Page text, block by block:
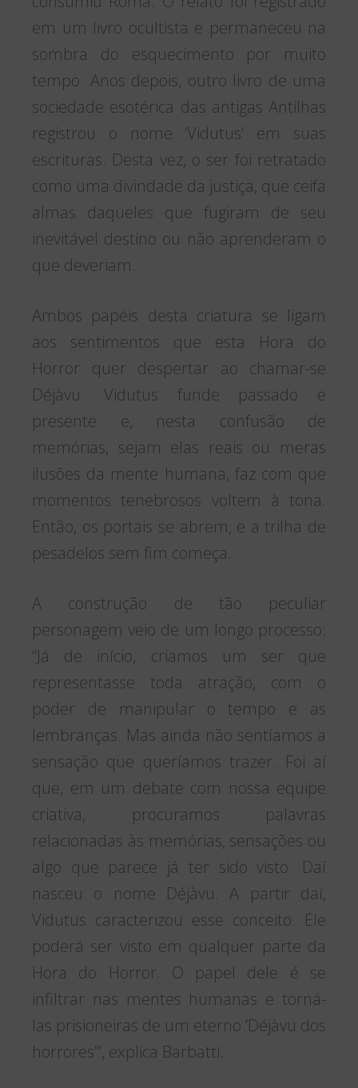
em um livro ocultista e permaneceu na
sombra do esquecimento por muito
tempo. Anos depois, outro livro de uma
sociedade esotérica das antigas Antilhas
registrou o nome ‘Vidutus’ em suas
escrituras. Desta vez, o ser foi retratado
como uma divindade da justiça, que ceifa
almas daqueles que fugiram de seu
inevitável destino ou não aprenderam o
que deveriam.
Ambos papéis desta criatura se ligam
aos sentimentos que esta Hora do
Horror quer despertar ao chamar-se
Déjàvu. Vidutus funde passado e
presente e, nesta confusão de
memórias, sejam elas reais ou meras
ilusões da mente humana, faz com que
momentos tenebrosos voltem à tona.
Então, os portais se abrem, e a trilha de
pesadelos sem fim começa.
A construção de tão peculiar
personagem veio de um longo processo:
“Já de início, criamos um ser que
representasse toda atração, com o
poder de manipular o tempo e as
lembranças. Mas ainda não sentíamos a
sensação que queríamos trazer. Foi aí
que, em um debate com nossa equipe
criativa, procuramos palavras
relacionadas às memórias, sensações ou
algo que parece já ter sido visto. Daí
nasceu o nome Déjàvu. A partir daí,
Vidutus caracterizou esse conceito. Ele
poderá ser visto em qualquer parte da
Hora do Horror. O papel dele é se
infiltrar nas mentes humanas e torná-
las prisioneiras de um eterno ‘Déjàvu dos
horrores’”, explica Barbatti.